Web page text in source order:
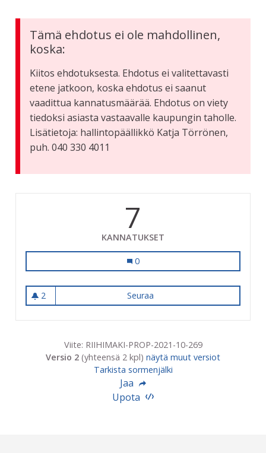
Tämä ehdotus ei ole mahdollinen,
koska:
Kiitos ehdotuksesta. Ehdotus ei valitettavasti
etene jatkoon, koska ehdotus ei saanut
vaadittua kannatusmäärää. Ehdotus on viety
tiedoksi asiasta vastaavalle kaupungin taholle.
Lisätietoja: hallintopäällikkö Katja Törrönen,
puh. 040 330 4011
7
KANNATUKSET
Hatlamminsuon mäelle laavu
0
2
2 seuraajaa
Seuraa
Viite: RIIHIMAKI-PROP-2021-10-269
Versio 2 (yhteensä 2 kpl) näytä muut versiot
Tarkista sormenjälki
Jaa
Upota